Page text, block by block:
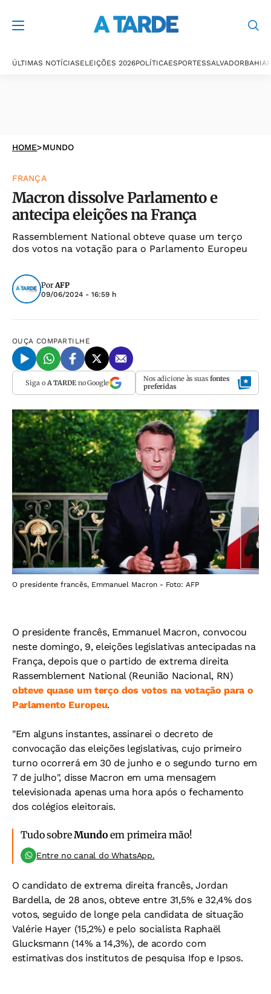
ÚLTIMAS NOTÍCIASELEIÇÕES 2026POLÍTICAESPORTESSALVADORBAHIA
HOME>MUNDO
FRANÇA
Macron dissolve Parlamento e
antecipa eleições na França
Rassemblement National obteve quase um terço
dos votos na votação para o Parlamento Europeu
PorAFP
09/06/2024 - 16:59 h
OUÇA COMPARTILHE
Siga o A TARDEno Google Nos adicione às suas fontes
preferidas
O presidente francês, Emmanuel Macron - Foto: AFP
O presidente francês, Emmanuel Macron, convocou
neste domingo, 9, eleições legislativas antecipadas na
França, depois que o partido de extrema direita
Rassemblement National (Reunião Nacional, RN)
obteve quase um terço dos votos na votação para o
Parlamento Europeu.
"Em alguns instantes, assinarei o decreto de
convocação das eleições legislativas, cujo primeiro
turno ocorrerá em 30 de junho e o segundo turno em
7 de julho", disse Macron em uma mensagem
televisionada apenas uma hora após o fechamento
dos colégios eleitorais.
Tudo sobreMundo em primeira mão!
Entre no canal do WhatsApp.
O candidato de extrema direita francês, Jordan
Bardella, de 28 anos, obteve entre 31,5% e 32,4% dos
votos, seguido de longe pela candidata de situação
Valérie Hayer (15,2%) e pelo socialista Raphaël
Glucksmann (14% a 14,3%), de acordo com
estimativas dos institutos de pesquisa Ifop e Ipsos.